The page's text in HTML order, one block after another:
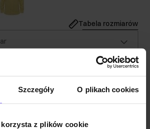
Szczegóły O plikach cookies
z plików cookie
Tabela rozmiarów
cm wzrostu i nosi rozmiar M.